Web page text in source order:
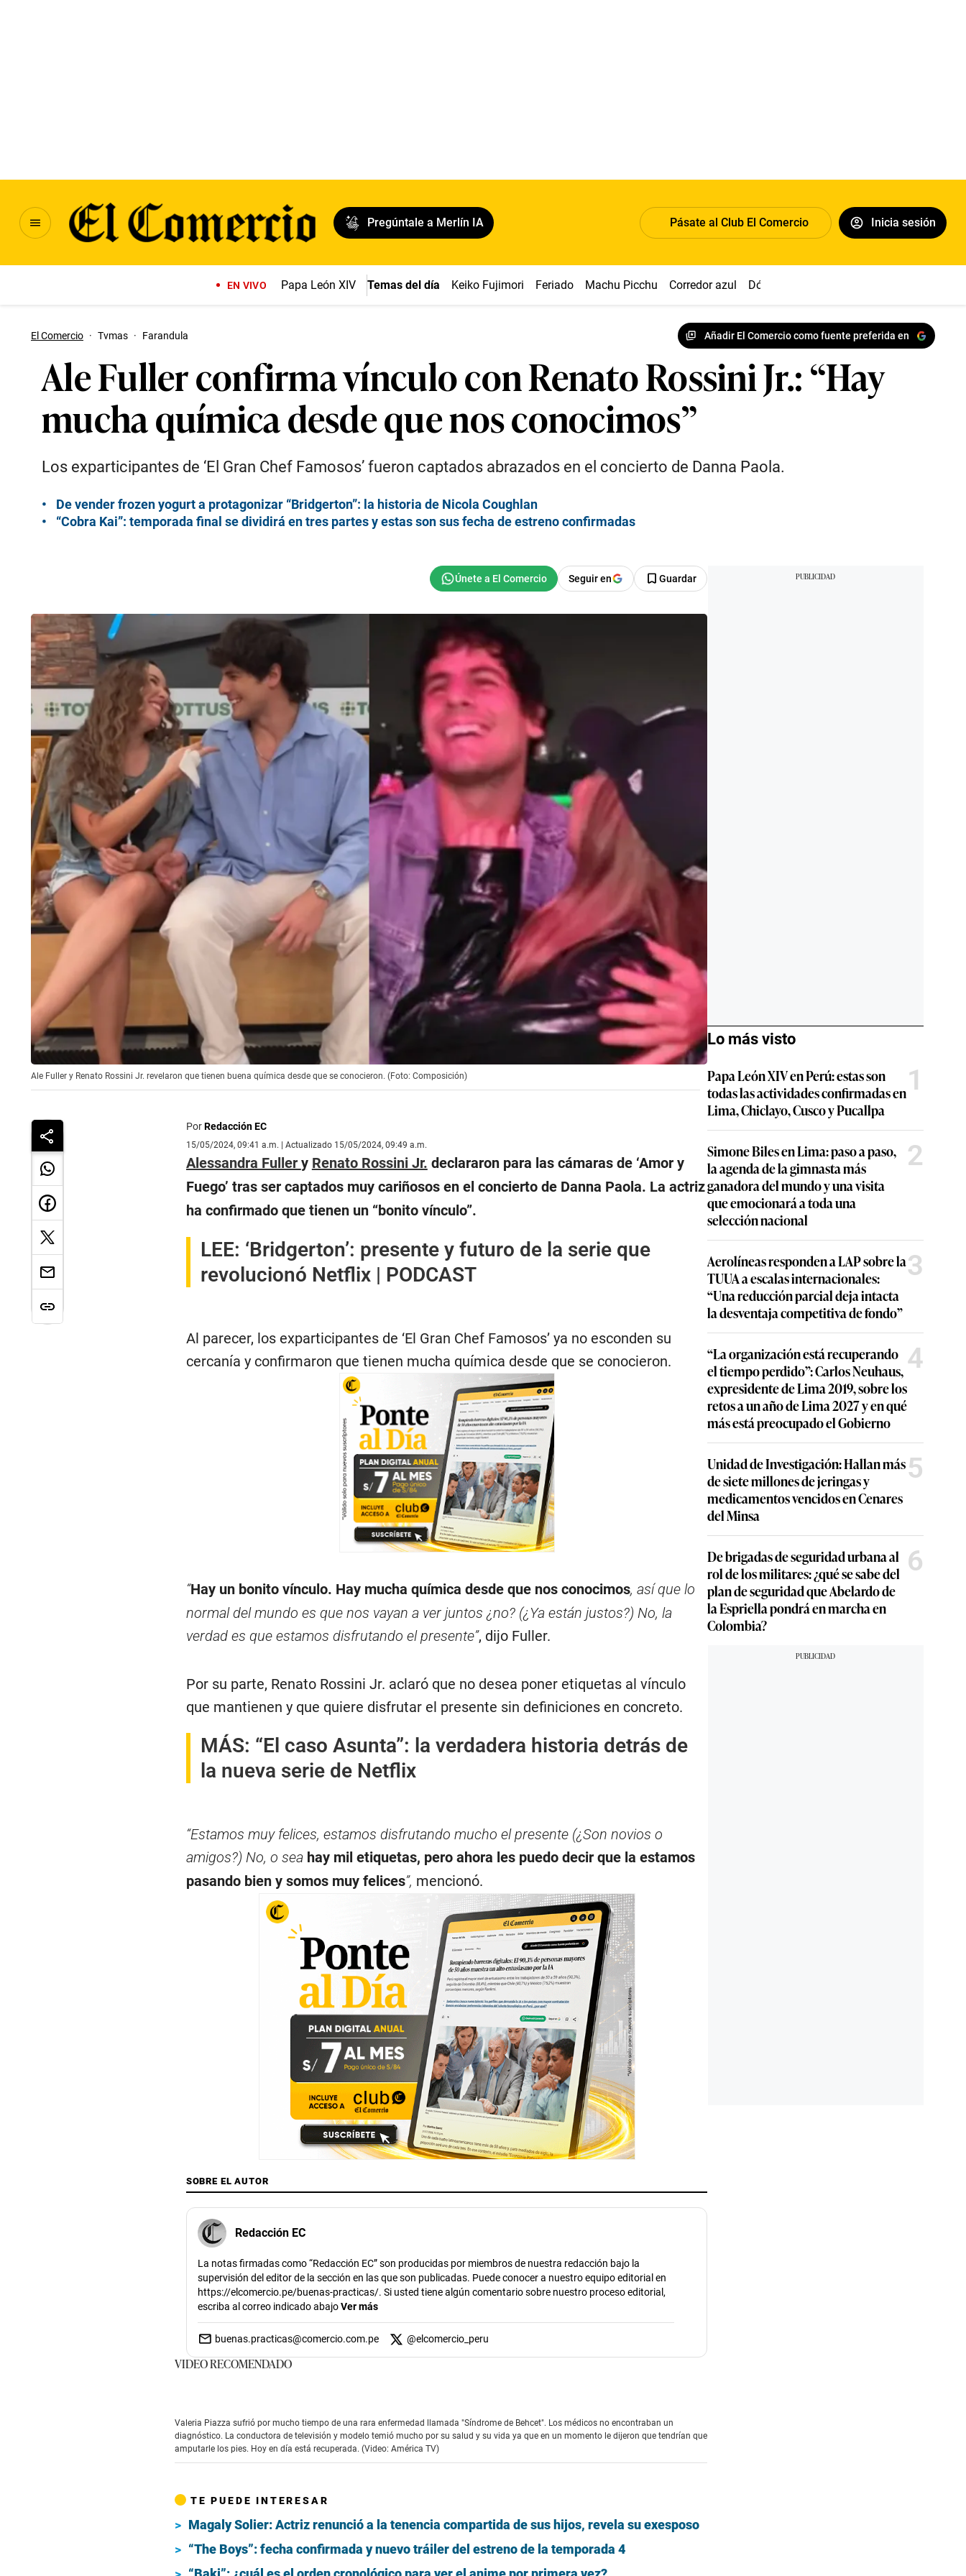
Pregúntale a Merlín IA Pásate al Club El Comercio Inicia sesión
EN VIVO Papa León XIV Temas del día Keiko Fujimori Feriado Machu Picchu Corredor azul Dólar
El Comercio · Tvmas · Farandula Añadir El Comercio como fuente preferida en
Ale Fuller confirma vínculo con Renato Rossini Jr.: “Hay
mucha química desde que nos conocimos”
Los exparticipantes de ‘El Gran Chef Famosos’ fueron captados abrazados en el concierto de Danna Paola.
De vender frozen yogurt a protagonizar “Bridgerton”: la historia de Nicola Coughlan
“Cobra Kai”: temporada final se dividirá en tres partes y estas son sus fecha de estreno confirmadas
Seguir en Guardar
Ale Fuller y Renato Rossini Jr. revelaron que tienen buena química desde que se conocieron. (Foto: Composición)
PorRedacción EC
15/05/2024, 09:41 a.m. | Actualizado 15/05/2024, 09:49 a.m.
Alessandra Fuller y Renato Rossini Jr. declararon para las cámaras de ‘Amor y
Fuego’ tras ser captados muy cariñosos en el concierto de Danna Paola. La actriz
ha confirmado que tienen un “bonito vínculo”.
LEE: ‘Bridgerton’: presente y futuro de la serie que
revolucionó Netflix | PODCAST
Al parecer, los exparticipantes de ‘El Gran Chef Famosos’ ya no esconden su
cercanía y confirmaron que tienen mucha química desde que se conocieron.
“Hay un bonito vínculo. Hay mucha química desde que nos conocimos, así que lo
normal del mundo es que nos vayan a ver juntos ¿no? (¿Ya están justos?) No, la
verdad es que estamos disfrutando el presente”, dijo Fuller.
Por su parte, Renato Rossini Jr. aclaró que no desea poner etiquetas al vínculo
que mantienen y que quiere disfrutar el presente sin definiciones en concreto.
MÁS: “El caso Asunta”: la verdadera historia detrás de
la nueva serie de Netflix
“Estamos muy felices, estamos disfrutando mucho el presente (¿Son novios o
amigos?) No, o sea hay mil etiquetas, pero ahora les puedo decir que la estamos
pasando bien y somos muy felices”, mencionó.
SOBRE EL AUTOR
Redacción EC
La notas firmadas como “Redacción EC” son producidas por miembros de nuestra redacción bajo la
supervisión del editor de la sección en las que son publicadas. Puede conocer a nuestro equipo editorial en
https://elcomercio.pe/buenas-practicas/. Si usted tiene algún comentario sobre nuestro proceso editorial,
escriba al correo indicado abajoVer más
buenas.practicas@comercio.com.pe @elcomercio_peru
VIDEO RECOMENDADO
Valeria Piazza sufrió por mucho tiempo de una rara enfermedad llamada "Síndrome de Behcet". Los médicos no encontraban un
diagnóstico. La conductora de televisión y modelo temió mucho por su salud y su vida ya que en un momento le dijeron que tendrían que
amputarle los pies. Hoy en día está recuperada. (Video: América TV)
TE PUEDE INTERESAR
Magaly Solier: Actriz renunció a la tenencia compartida de sus hijos, revela su exesposo
“The Boys”: fecha confirmada y nuevo tráiler del estreno de la temporada 4
Lo más visto
Papa León XIV en Perú: estas son
todas las actividades confirmadas en
Lima, Chiclayo, Cusco y Pucallpa
1
Simone Biles en Lima: paso a paso,
la agenda de la gimnasta más
ganadora del mundo y una visita
que emocionará a toda una
selección nacional
2
Aerolíneas responden a LAP sobre la
TUUA a escalas internacionales:
“Una reducción parcial deja intacta
la desventaja competitiva de fondo”
3
“La organización está recuperando
el tiempo perdido”: Carlos Neuhaus,
expresidente de Lima 2019, sobre los
retos a un año de Lima 2027 y en qué
más está preocupado el Gobierno
4
Unidad de Investigación: Hallan más
de siete millones de jeringas y
medicamentos vencidos en Cenares
del Minsa
5
De brigadas de seguridad urbana al
rol de los militares: ¿qué se sabe del
plan de seguridad que Abelardo de
la Espriella pondrá en marcha en
Colombia?
6